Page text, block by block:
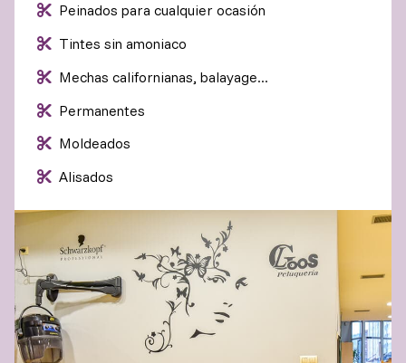
Peinados para cualquier ocasión
Tintes sin amoniaco
Mechas californianas, balayage...
Permanentes
Moldeados
Alisados